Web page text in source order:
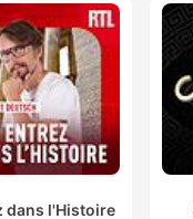
dans l'Histoire